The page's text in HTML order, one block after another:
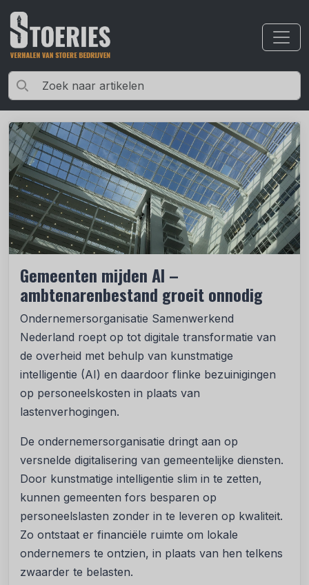
Gemeenten mijden AI –
ambtenarenbestand groeit onnodig
Ondernemersorganisatie Samenwerkend
Nederland roept op tot digitale transformatie van
de overheid met behulp van kunstmatige
intelligentie (AI) en daardoor flinke bezuinigingen
op personeelskosten in plaats van
lastenverhogingen.
De ondernemersorganisatie dringt aan op
versnelde digitalisering van gemeentelijke diensten.
Door kunstmatige intelligentie slim in te zetten,
kunnen gemeenten fors besparen op
personeelslasten zonder in te leveren op kwaliteit.
Zo ontstaat er financiële ruimte om lokale
ondernemers te ontzien, in plaats van hen telkens
zwaarder te belasten.